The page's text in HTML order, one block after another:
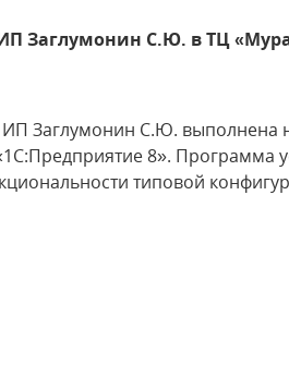
Заглумонин С.Ю. в ТЦ
ИП Заглумонин С.Ю. выполнена
8». Программа
типовой